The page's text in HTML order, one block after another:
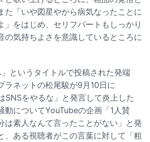
た「いや図星やから病気なったことに
」をはじめ、セリフパートもしっかり
の気持ちよさを意識しているところに
というタイトルで投稿された発端
ラネットの松尾駿が9月10日に
SNSをやるな」と発言して炎上した
動についてYouTubeの企画「1人賛
は素人なんて言ったことがない」と発
、ある視聴者がこの言葉に対して「粗